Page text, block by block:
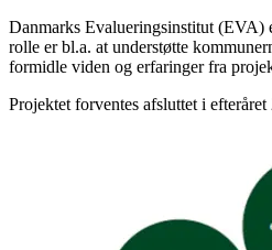
Danmarks Evalueringsinstitut (EVA)
rolle er bl.a. at understøtte
formidle viden og erfaringer fra
Projektet forventes afsluttet i efteråret